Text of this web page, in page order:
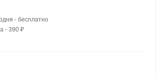
- бесплатно
- 390 ₽